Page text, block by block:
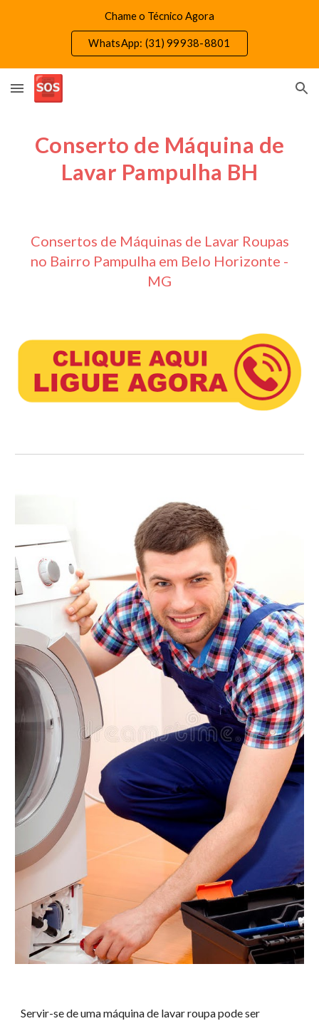
Chame o Técnico Agora
WhatsApp: (31) 99938-8801
Conserto de Máquina de
Lavar Pampulha BH
Consertos de Máquinas de Lavar Roupas
no Bairro Pampulha em Belo Horizonte -
MG
Servir-se de uma máquina de lavar roupa pode ser